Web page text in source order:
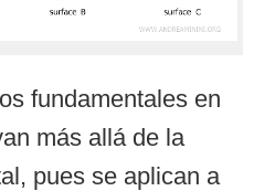
fundamentales en
más allá de la
pues se aplican a